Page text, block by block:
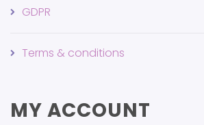
GDPR
Terms & conditions
MY ACCOUNT